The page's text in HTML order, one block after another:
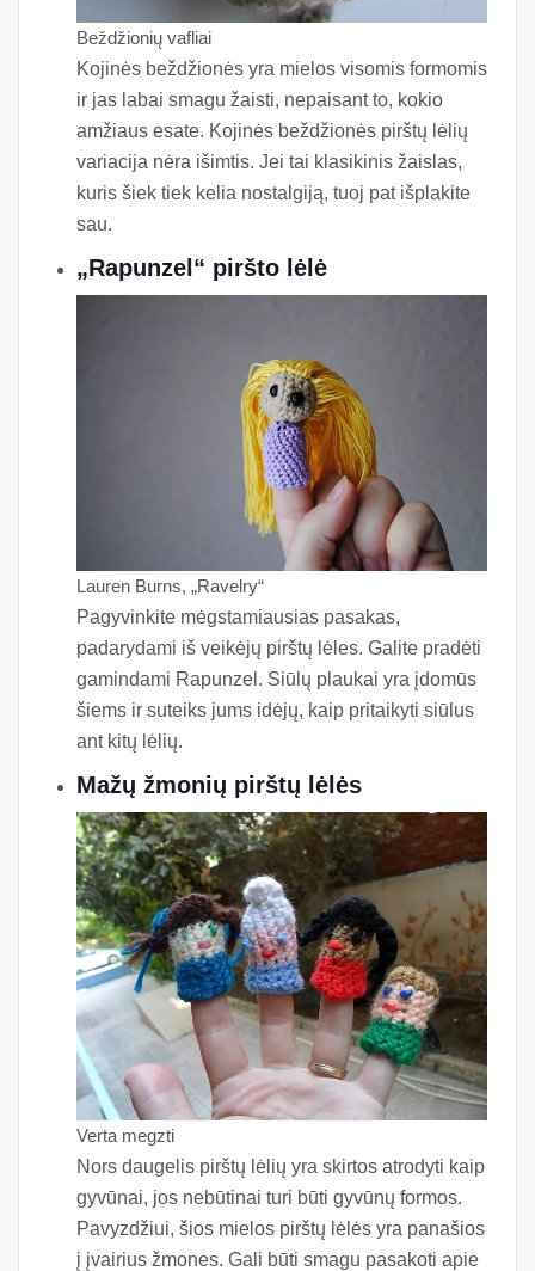
Beždžionių vafliai
Kojinės beždžionės yra mielos visomis formomis
ir jas labai smagu žaisti, nepaisant to, kokio
amžiaus esate. Kojinės beždžionės pirštų lėlių
variacija nėra išimtis. Jei tai klasikinis žaislas,
kuris šiek tiek kelia nostalgiją, tuoj pat išplakite
sau.
„Rapunzel“ piršto lėlė
Lauren Burns, „Ravelry“
Pagyvinkite mėgstamiausias pasakas,
padarydami iš veikėjų pirštų lėles. Galite pradėti
gamindami Rapunzel. Siūlų plaukai yra įdomūs
šiems ir suteiks jums idėjų, kaip pritaikyti siūlus
ant kitų lėlių.
Mažų žmonių pirštų lėlės
Verta megzti
Nors daugelis pirštų lėlių yra skirtos atrodyti kaip
gyvūnai, jos nebūtinai turi būti gyvūnų formos.
Pavyzdžiui, šios mielos pirštų lėlės yra panašios
į įvairius žmones. Gali būti smagu pasakoti apie